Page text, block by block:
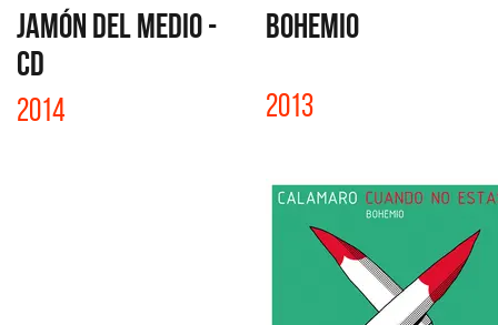
JAMÓN DEL MEDIO -
CD
2014
BOHEMIO
2013